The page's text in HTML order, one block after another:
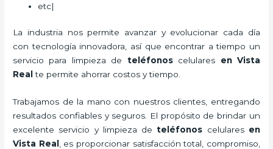
etc|
La industria nos permite avanzar y evolucionar cada día
con tecnología innovadora, así que encontrar a tiempo un
servicio para limpieza de teléfonoscelulares en Vista
Real te permite ahorrar costos y tiempo.
Trabajamos de la mano con nuestros clientes, entregando
resultados confiables y seguros. El propósito de brindar un
excelente servicio y limpieza deteléfonos celularesen
Vista Real
, es proporcionar satisfacción total, compromiso,